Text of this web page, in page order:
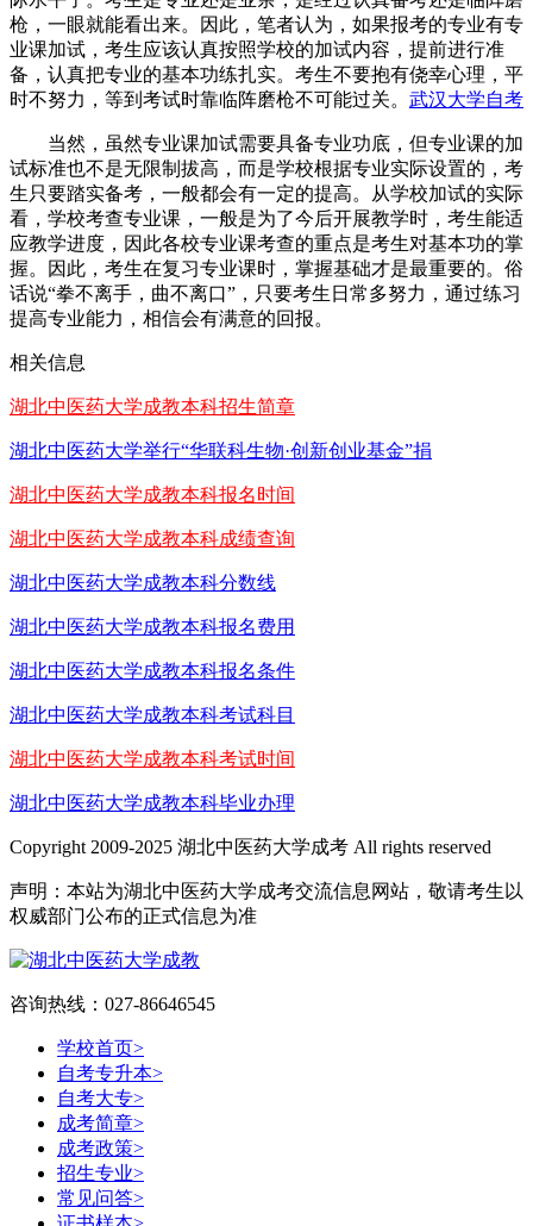
枪，一眼就能看出来。因此，笔者认为，如果报考的专业有专
业课加试，考生应该认真按照学校的加试内容，提前进行准
备，认真把专业的基本功练扎实。考生不要抱有侥幸心理，平
时不努力，等到考试时靠临阵磨枪不可能过关。 武汉大学自考
当然，虽然专业课加试需要具备专业功底，但专业课的加
试标准也不是无限制拔高，而是学校根据专业实际设置的，考
生只要踏实备考，一般都会有一定的提高。从学校加试的实际
看，学校考查专业课，一般是为了今后开展教学时，考生能适
应教学进度，因此各校专业课考查的重点是考生对基本功的掌
握。因此，考生在复习专业课时，掌握基础才是最重要的。俗
话说“拳不离手，曲不离口”，只要考生日常多努力，通过练习
提高专业能力，相信会有满意的回报。
相关信息
湖北中医药大学成教本科招生简章
湖北中医药大学举行“华联科生物·创新创业基金”捐
湖北中医药大学成教本科报名时间
湖北中医药大学成教本科成绩查询
湖北中医药大学成教本科分数线
湖北中医药大学成教本科报名费用
湖北中医药大学成教本科报名条件
湖北中医药大学成教本科考试科目
湖北中医药大学成教本科考试时间
湖北中医药大学成教本科毕业办理
Copyright 2009-2025 湖北中医药大学成考 All rights reserved
声明：本站为湖北中医药大学成考交流信息网站，敬请考生以
权威部门公布的正式信息为准
咨询热线：027-86646545
学校首页>
自考专升本>
自考大专>
成考简章>
成考政策>
招生专业>
常见问答>